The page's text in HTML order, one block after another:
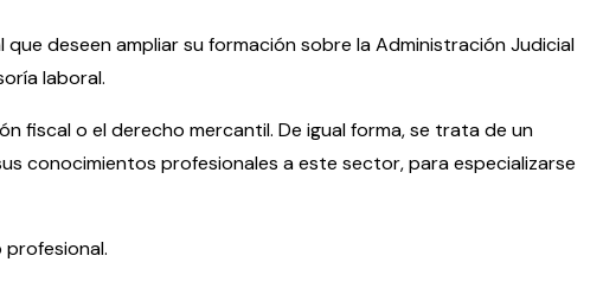
deseen ampliar su formación sobre la Administración Judicial
laboral.
fiscal o el derecho mercantil. De igual forma, se trata de un
conocimientos profesionales a este sector, para especializarse
profesional.